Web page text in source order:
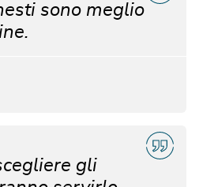
sono meglio
gli